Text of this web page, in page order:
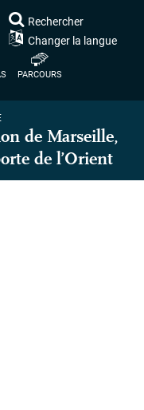
PARCOURS
Rechercher
Changer la langue
de Marseille,
de l’Orient